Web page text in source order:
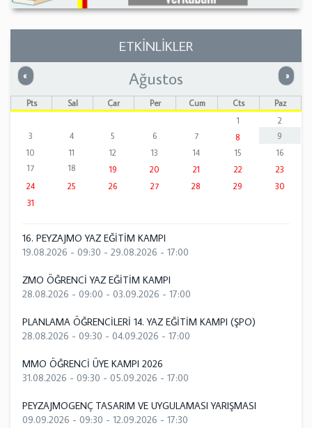
ETKİNLİKLER
« Önceki »
Ağustos
Pts Sal Çar Per Cum Cts
Paz
1
2
3
4 5 6 7 8
9
10
11 12 13 14 15
16
17
18 19 20 21 22
23
24
25 26 27 28 29
30
31
16. PEYZAJMO YAZ EĞİTİM KAMPI
19.08.2026 - 09:30 - 29.08.2026 - 17:00
ZMO ÖĞRENCİ YAZ EĞİTİM KAMPI
28.08.2026 - 09:00 - 03.09.2026 - 17:00
PLANLAMA ÖĞRENCİLERİ 14. YAZ EĞİTİM KAMPI (ŞPO)
28.08.2026 - 09:30 - 04.09.2026 - 17:00
MMO ÖĞRENCİ ÜYE KAMPI 2026
31.08.2026 - 09:30 - 05.09.2026 - 17:00
PEYZAJMOGENÇ TASARIM VE UYGULAMASI YARIŞMASI
09.09.2026 - 09:30 - 12.09.2026 - 17:30